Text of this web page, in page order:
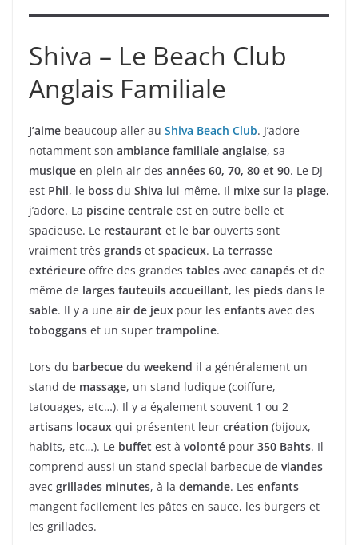
Shiva – Le Beach Club
Anglais Familiale
J’aime beaucoup aller au Shiva Beach Club. J’adore
notamment son ambiance familiale anglaise, sa
musique en plein air des années 60, 70, 80 et 90. Le DJ
est Phil, le boss du Shiva lui-même. Il mixe sur la plage,
j’adore. La piscine centrale est en outre belle et
spacieuse. Le restaurant et le bar ouverts sont
vraiment très grands et spacieux. La terrasse
extérieure offre des grandes tables avec canapés et de
même de larges fauteuils accueillant, les pieds dans le
sable. Il y a une air de jeux pour les enfants avec des
toboggans et un super trampoline.
Lors du barbecue du weekend il a généralement un
stand de massage, un stand ludique (coiffure,
tatouages, etc…). Il y a également souvent 1 ou 2
artisans locaux qui présentent leur création (bijoux,
habits, etc…). Le buffet est à volonté pour 350 Bahts. Il
comprend aussi un stand special barbecue de viandes
avec grillades minutes, à la demande. Les enfants
mangent facilement les pâtes en sauce, les burgers et
les grillades.